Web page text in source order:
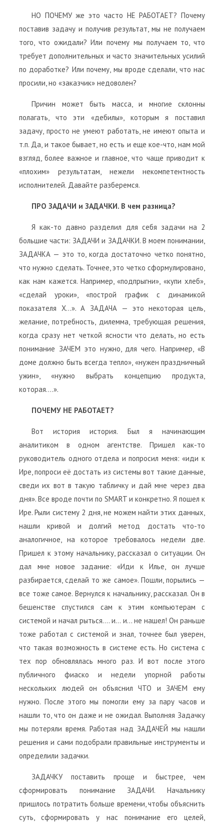
НО ПОЧЕМУ же это часто НЕ РАБОТАЕТ? Почему
поставив задачу и получив результат, мы не получаем
того, что ожидали? Или почему мы получаем то, что
требует дополнительных и часто значительных усилий
по доработке? Или почему, мы вроде сделали, что нас
просили, но «заказчик» недоволен?
Причин может быть масса, и многие склонны
полагать, что эти «дебилы», которым я поставил
задачу, просто не умеют работать, не имеют опыта и
т.п. Да, и такое бывает, но есть и еще кое-что, нам мой
взгляд, более важное и главное, что чаще приводит к
«плохим» результатам, нежели некомпетентность
исполнителей. Давайте разберемся.
ПРО ЗАДАЧИ и ЗАДАЧКИ. В чем разница?
Я как-то давно разделил для себя задачи на 2
большие части: ЗАДАЧИ и ЗАДАЧКИ. В моем понимании,
ЗАДАЧКА — это то, когда достаточно четко понятно,
что нужно сделать. Точнее, это четко сформулировано,
как нам кажется. Например, «подпрыгни», «купи хлеб»,
«сделай уроки», «построй график с динамикой
показателя Х…». А ЗАДАЧА — это некоторая цель,
желание, потребность, дилемма, требующая решения,
когда сразу нет четкой ясности что делать, но есть
понимание ЗАЧЕМ это нужно, для чего. Например, «В
доме должно быть всегда тепло», «нужен праздничный
ужин», «нужно выбрать концепцию продукта,
которая….».
ПОЧЕМУ НЕ РАБОТАЕТ?
Вот история история. Был я начинающим
аналитиком в одном агентстве. Пришел как-то
руководитель одного отдела и попросил меня: «иди к
Ире, попроси её достать из системы вот такие данные,
сведи их вот в такую табличку и дай мне через два
дня». Все вроде почти по SMART и конкретно. Я пошел к
Ире. Рыли систему 2 дня, не можем найти этих данных,
нашли кривой и долгий метод достать что-то
аналогичное, на которое требовалось недели две.
Пришел к этому начальнику, рассказал о ситуации. Он
дал мне новое задание: «Иди к Илье, он лучше
разбирается, сделай то же самое». Пошли, порылись —
все тоже самое. Вернулся к начальнику, рассказал. Он в
бешенстве спустился сам к этим компьютерам с
системой и начал рыться…. и… и… не нашел! Он раньше
тоже работал с системой и знал, точнее был уверен,
что такая возможность в системе есть. Но система с
тех пор обновлялась много раз. И вот после этого
публичного фиаско и недели упорной работы
нескольких людей он объяснил ЧТО и ЗАЧЕМ ему
нужно. После этого мы помогли ему за пару часов и
нашли то, что он даже и не ожидал. Выполняя Задачку
мы потеряли время. Работая над ЗАДАЧЕЙ мы нашли
решения и сами подобрали правильные инструменты и
определили задачки.
ЗАДАЧКУ поставить проще и быстрее, чем
сформировать понимание ЗАДАЧИ. Начальнику
пришлось потратить больше времени, чтобы объяснить
суть, сформировать у нас понимание его целей,